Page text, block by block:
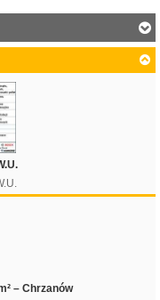
– Chrzanów